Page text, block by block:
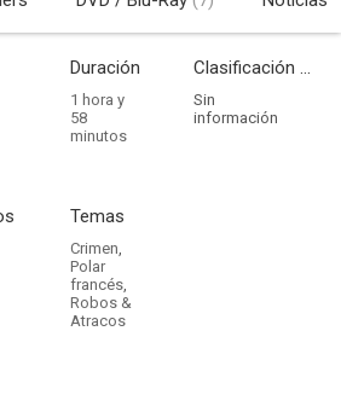
Duración
1 hora y
58
minutos
Clasificación por edades
Sin
información
Temas
Crimen,
Polar
francés,
Robos &
Atracos